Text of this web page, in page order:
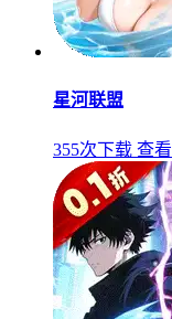
星河联盟
355次下载 查看